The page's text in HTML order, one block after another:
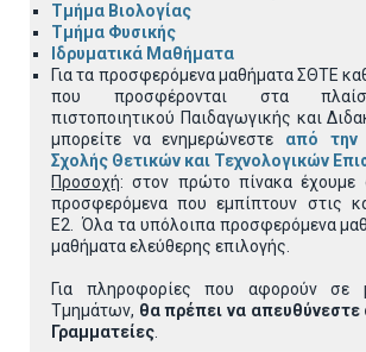
Τμήμα Βιολογίας
Τμήμα Φυσικής
Ιδρυματικά Μαθήματα
Για τα προσφερόμενα μαθήματα ΣΘΤΕ
που προσφέρονται στα
πιστοποιητικού Παιδαγωγικής και
μπορείτε να ενημερώνεστε
από την
Σχολής Θετικών και Τεχνολογικών
Προσοχή: στον πρώτο πίνακα έχουμε
προσφερόμενα που εμπίπτουν στις
Ε2.
Όλα τα υπόλοιπα προσφερόμενα
μαθήματα ελεύθερης επιλογής.
Για πληροφορίες που αφορούν σε
Τμημάτων, θα πρέπει να απευθύνεστε
Γραμματείες